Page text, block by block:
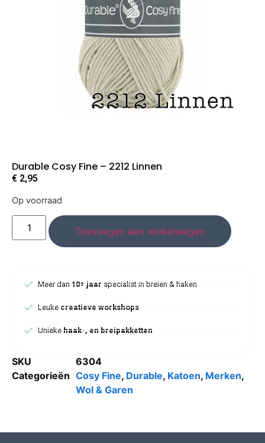
Durable Cosy Fine – 2212 Linnen
€ 2,95
Op voorraad
Toevoegen aan winkelwagen
Meer dan 10+ jaar specialist in breien & haken
Leuke creatieve workshops
Uniekehaak-, en breipakketten
SKU
6304
Categorieën Cosy Fine, Durable, Katoen, Merken,
Wol & Garen